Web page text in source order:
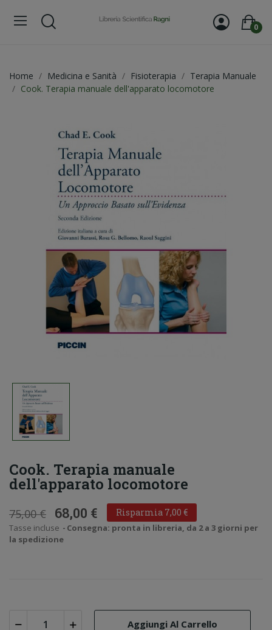
0
Home Medicina e Sanità Fisioterapia
Terapia Manuale
Cook. Terapia manuale dell'apparato locomotore
Cook. Terapia manuale
dell'apparato locomotore
75,00 € 68,00 € Risparmia 7,00 €
Tasse incluse
Consegna: pronta in libreria, da 2 a 3 giorni per
la spedizione
Aggiungi Al Carrello